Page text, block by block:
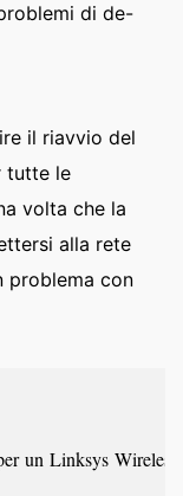
di de-
il riavvio del
tutte le
volta che la
alla rete
problema con
un Linksys Wireless